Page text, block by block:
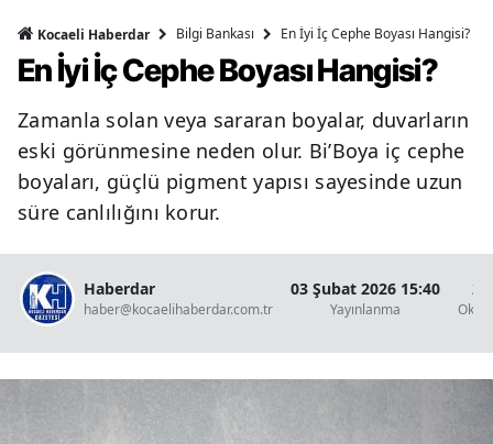
Kocaeli Haberdar Bilgi Bankası En İyi İç Cephe Boyası Hangisi?
En İyi İç Cephe Boyası Hangisi?
Zamanla solan veya sararan boyalar, duvarların
eski görünmesine neden olur. Bi’Boya iç cephe
boyaları, güçlü pigment yapısı sayesinde uzun
süre canlılığını korur.
Haberdar
haber@kocaelihaberdar.com.tr
03 Şubat 2026 15:40
Yayınlanma
2